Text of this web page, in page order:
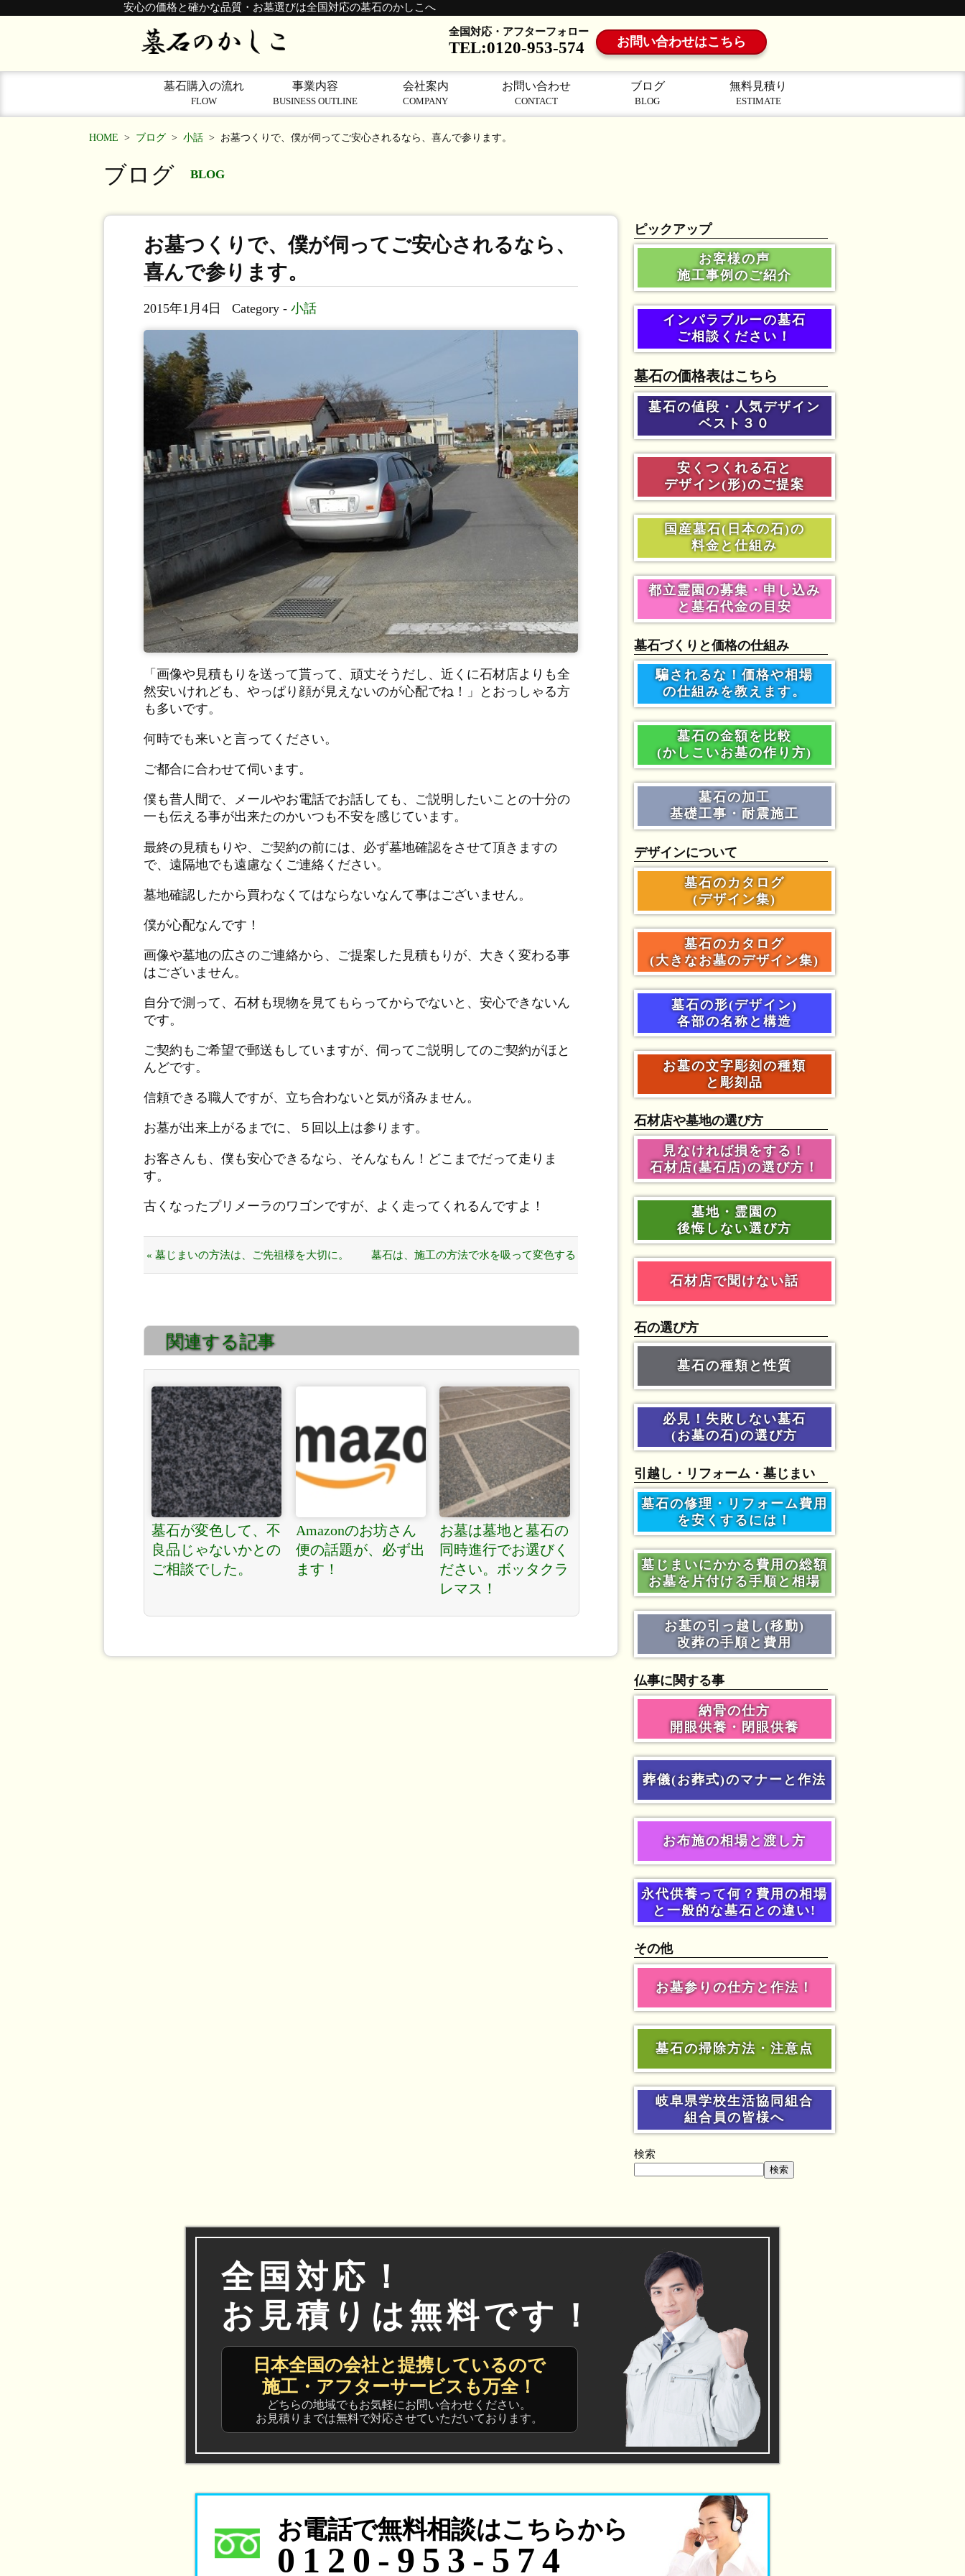
安心の価格と確かな品質・お墓選びは全国対応の墓石のかしこへ
全国対応・アフターフォロー
TEL:0120-953-574 お問い合わせはこちら
墓石購入の流れ
FLOW
事業内容
BUSINESS OUTLINE
会社案内
COMPANY
お問い合わせ
CONTACT
ブログ
BLOG
無料見積り
ESTIMATE
HOME > ブログ > 小話 > お墓つくりで、僕が伺ってご安心されるなら、喜んで参ります。
ブログ BLOG
お墓つくりで、僕が伺ってご安心されるなら、
喜んで参ります。
2015年1月4日 Category - 小話
「画像や見積もりを送って貰って、頑丈そうだし、近くに石材店よりも全
然安いけれども、やっぱり顔が見えないのが心配でね！」とおっしゃる方
も多いです。
何時でも来いと言ってください。
ご都合に合わせて伺います。
僕も昔人間で、メールやお電話でお話しても、ご説明したいことの十分の
一も伝える事が出来たのかいつも不安を感じています。
最終の見積もりや、ご契約の前には、必ず墓地確認をさせて頂きますの
で、遠隔地でも遠慮なくご連絡ください。
墓地確認したから買わなくてはならないなんて事はございません。
僕が心配なんです！
画像や墓地の広さのご連絡から、ご提案した見積もりが、大きく変わる事
はございません。
自分で測って、石材も現物を見てもらってからでないと、安心できないん
です。
ご契約もご希望で郵送もしていますが、伺ってご説明してのご契約がほと
んどです。
信頼できる職人ですが、立ち合わないと気が済みません。
お墓が出来上がるまでに、５回以上は参ります。
お客さんも、僕も安心できるなら、そんなもん！どこまでだって走りま
す。
古くなったプリメーラのワゴンですが、よく走ってくれるんですよ！
« 墓じまいの方法は、ご先祖様を大切に。 墓石は、施工の方法で水を吸って変色する
関連する記事
墓石が変色して、不
良品じゃないかとの
ご相談でした。
Amazonのお坊さん
便の話題が、必ず出
ます！
お墓は墓地と墓石の
同時進行でお選びく
ださい。ボッタクラ
レマス！
ピックアップ
お客様の声
施工事例のご紹介
インパラブルーの墓石
ご相談ください！
墓石の価格表はこちら
墓石の値段・人気デザイン
ベスト３０
安くつくれる石と
デザイン(形)のご提案
国産墓石(日本の石)の
料金と仕組み
都立霊園の募集・申し込み
と墓石代金の目安
墓石づくりと価格の仕組み
騙されるな！価格や相場
の仕組みを教えます。
墓石の金額を比較
(かしこいお墓の作り方)
墓石の加工
基礎工事・耐震施工
デザインについて
墓石のカタログ
(デザイン集)
墓石のカタログ
(大きなお墓のデザイン集)
墓石の形(デザイン)
各部の名称と構造
お墓の文字彫刻の種類
と彫刻品
石材店や墓地の選び方
見なければ損をする！
石材店(墓石店)の選び方！
墓地・霊園の
後悔しない選び方
石材店で聞けない話
石の選び方
墓石の種類と性質
必見！失敗しない墓石
(お墓の石)の選び方
引越し・リフォーム・墓じまい
墓石の修理・リフォーム費用
を安くするには！
墓じまいにかかる費用の総額
お墓を片付ける手順と相場
お墓の引っ越し(移動)
改葬の手順と費用
仏事に関する事
納骨の仕方
開眼供養・閉眼供養
葬儀(お葬式)のマナーと作法
お布施の相場と渡し方
永代供養って何？費用の相場
と一般的な墓石との違い!
その他
お墓参りの仕方と作法！
墓石の掃除方法・注意点
岐阜県学校生活協同組合
組合員の皆様へ
検索
検索
全国対応！
お見積りは無料です！
日本全国の会社と提携しているので
施工・アフターサービスも万全！
どちらの地域でもお気軽にお問い合わせください。
お見積りまでは無料で対応させていただいております。
お電話で無料相談はこちらから
0120-953-574